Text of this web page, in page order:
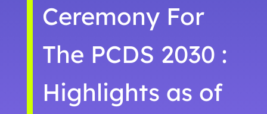
Ceremony For
The PCDS 2030 :
Highlights as of